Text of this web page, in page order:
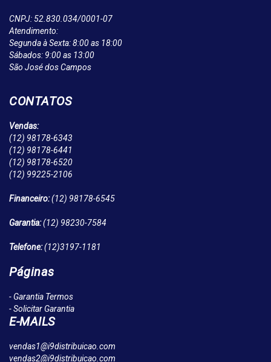
CNPJ: 52.830.034/0001-07
Atendimento:
Segunda à Sexta: 8:00 as 18:00
Sábados: 9:00 as 13:00
São José dos Campos
CONTATOS
Vendas:
(12) 98178-6343
(12) 98178-6441
(12) 98178-6520
(12) 99225-2106
Financeiro:(12) 98178-6545
Garantia:(12) 98230-7584
Telefone:(12)3197-1181
Páginas
- Garantia Termos
- Solicitar Garantia
E-MAILS
vendas1@i9distribuicao.com
vendas2@i9distribuicao.com